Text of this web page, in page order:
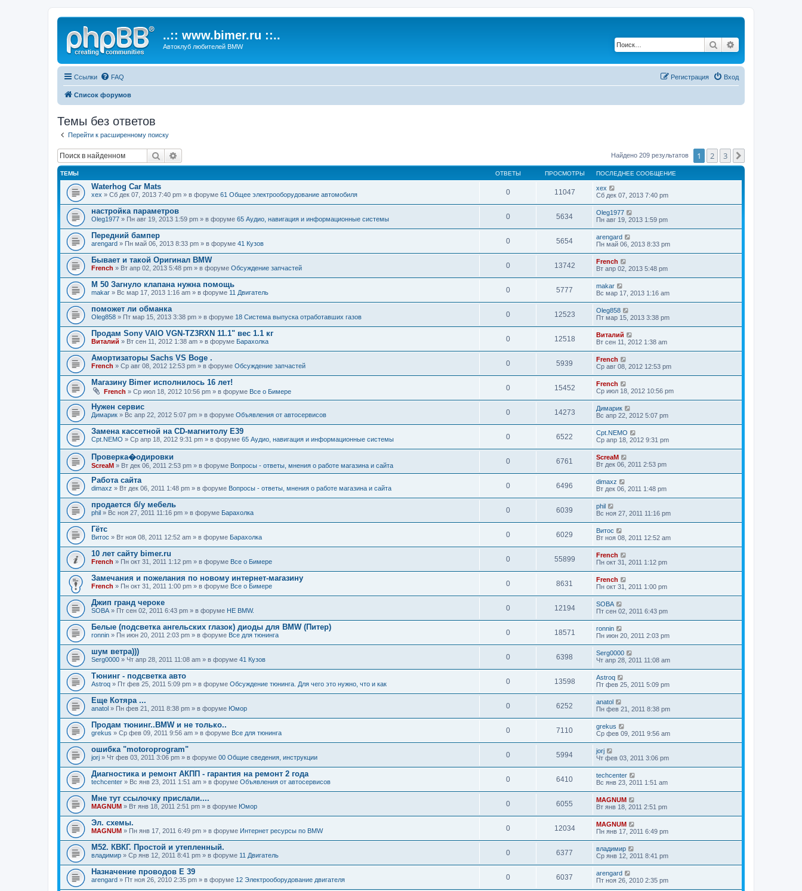
..:: www.bimer.ru ::..
Автоклуб любителей BMW Поиск
Ссылки FAQ Вход
Регистрация
Список форумов
Темы без ответов
Перейти к расширенному поиску
Поиск Найдено 209 результатов 1 2 3
ТЕМЫ ОТВЕТЫ ПРОСМОТРЫ ПОСЛЕДНЕЕ СООБЩЕНИЕ
Waterhog Car Mats
xex » Сб дек 07, 2013 7:40 pm » в форуме 61 Общее электрооборудование автомобиля 0 11047
xex
Сб дек 07, 2013 7:40 pm
настройка параметров
Oleg1977 » Пн авг 19, 2013 1:59 pm » в форуме 65 Аудио, навигация и информационные системы 0 5634
Oleg1977
Пн авг 19, 2013 1:59 pm
Передний бампер
arengard » Пн май 06, 2013 8:33 pm » в форуме 41 Кузов 0 5654
arengard
Пн май 06, 2013 8:33 pm
Бывает и такой Оригинал BMW
French » Вт апр 02, 2013 5:48 pm » в форуме Обсуждение запчастей 0 13742
French
Вт апр 02, 2013 5:48 pm
M 50 Загнуло клапана нужна помощь
makar » Вс мар 17, 2013 1:16 am » в форуме 11 Двигатель 0 5777
makar
Вс мар 17, 2013 1:16 am
поможет ли обманка
Oleg858 » Пт мар 15, 2013 3:38 pm » в форуме 18 Система выпуска отработавших газов 0 12523
Oleg858
Пт мар 15, 2013 3:38 pm
Продам Sony VAIO VGN-TZ3RXN 11.1" вес 1.1 кг
Виталий » Вт сен 11, 2012 1:38 am » в форуме Барахолка 0 12518
Виталий
Вт сен 11, 2012 1:38 am
Амортизаторы Sachs VS Boge .
French » Ср авг 08, 2012 12:53 pm » в форуме Обсуждение запчастей 0 5939
French
Ср авг 08, 2012 12:53 pm
Магазину Bimer исполнилось 16 лет!
French » Ср июл 18, 2012 10:56 pm » в форуме Все о Бимере 0 15452
French
Ср июл 18, 2012 10:56 pm
Нужен сервис
Димарик » Вс апр 22, 2012 5:07 pm » в форуме Объявления от автосервисов 0 14273
Димарик
Вс апр 22, 2012 5:07 pm
Замена кассетной на СD-магнитолу Е39
Cpt.NEMO » Ср апр 18, 2012 9:31 pm » в форуме 65 Аудио, навигация и информационные системы 0 6522
Cpt.NEMO
Ср апр 18, 2012 9:31 pm
Проверка�одировки
ScreaM » Вт дек 06, 2011 2:53 pm » в форуме Вопросы - ответы, мнения о работе магазина и сайта 0 6761
ScreaM
Вт дек 06, 2011 2:53 pm
Работа сайта
dimaxz » Вт дек 06, 2011 1:48 pm » в форуме Вопросы - ответы, мнения о работе магазина и сайта 0 6496
dimaxz
Вт дек 06, 2011 1:48 pm
продается б/у мебель
phil » Вс ноя 27, 2011 11:16 pm » в форуме Барахолка 0 6039
phil
Вс ноя 27, 2011 11:16 pm
Гётс
Витос » Вт ноя 08, 2011 12:52 am » в форуме Барахолка 0 6029
Витос
Вт ноя 08, 2011 12:52 am
10 лет сайту bimer.ru
French » Пн окт 31, 2011 1:12 pm » в форуме Все о Бимере 0 55899
French
Пн окт 31, 2011 1:12 pm
Замечания и пожелания по новому интернет-магазину
French » Пн окт 31, 2011 1:00 pm » в форуме Все о Бимере 0 8631
French
Пн окт 31, 2011 1:00 pm
Джип гранд чероке
SOBA » Пт сен 02, 2011 6:43 pm » в форуме НЕ BMW. 0 12194
SOBA
Пт сен 02, 2011 6:43 pm
Белые (подсветка ангельских глазок) диоды для BMW (Питер)
ronnin » Пн июн 20, 2011 2:03 pm » в форуме Все для тюнинга 0 18571
ronnin
Пн июн 20, 2011 2:03 pm
шум ветра)))
Serg0000 » Чт апр 28, 2011 11:08 am » в форуме 41 Кузов 0 6398
Serg0000
Чт апр 28, 2011 11:08 am
Тюнинг - подсветка авто
Astroq » Пт фев 25, 2011 5:09 pm » в форуме Обсуждение тюнинга. Для чего это нужно, что и как 0 13598
Astroq
Пт фев 25, 2011 5:09 pm
Еще Котяра ...
anatol » Пн фев 21, 2011 8:38 pm » в форуме Юмор 0 6252
anatol
Пн фев 21, 2011 8:38 pm
Продам тюнинг..BMW и не только..
grekus » Ср фев 09, 2011 9:56 am » в форуме Все для тюнинга 0 7110
grekus
Ср фев 09, 2011 9:56 am
ошибка "motoroprogram"
jorj » Чт фев 03, 2011 3:06 pm » в форуме 00 Общие сведения, инструкции 0 5994
jorj
Чт фев 03, 2011 3:06 pm
Диагностика и ремонт АКПП - гарантия на ремонт 2 года
techcenter » Вс янв 23, 2011 1:51 am » в форуме Объявления от автосервисов 0 6410
techcenter
Вс янв 23, 2011 1:51 am
Мне тут ссылочку прислали....
MAGNUM » Вт янв 18, 2011 2:51 pm » в форуме Юмор 0 6055
MAGNUM
Вт янв 18, 2011 2:51 pm
Эл. схемы.
MAGNUM » Пн янв 17, 2011 6:49 pm » в форуме Интернет ресурсы по BMW 0 12034
MAGNUM
Пн янв 17, 2011 6:49 pm
М52. КВКГ. Простой и утепленный.
владимир » Ср янв 12, 2011 8:41 pm » в форуме 11 Двигатель 0 6377
владимир
Ср янв 12, 2011 8:41 pm
Назначение проводов Е 39
arengard » Пт ноя 26, 2010 2:35 pm » в форуме 12 Электрооборудование двигателя 0 6037
arengard
Пт ноя 26, 2010 2:35 pm